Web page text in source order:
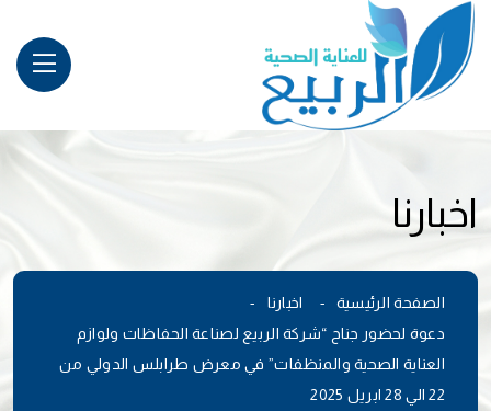
اخبارنا
الصفحة الرئيسية
اخبارنا
دعوة لحضور جناح “شركة الربيع لصناعة الحفاظات ولوازم
العناية الصحية والمنظفات” في معرض طرابلس الدولي من
22 الي 28 ابريل 2025